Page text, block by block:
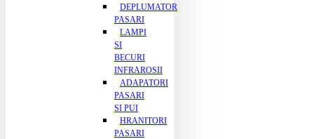
DEPLUMATOR
PASARI
LAMPI
SI
BECURI
INFRAROSII
ADAPATORI
PASARI
SI PUI
HRANITORI
PASARI